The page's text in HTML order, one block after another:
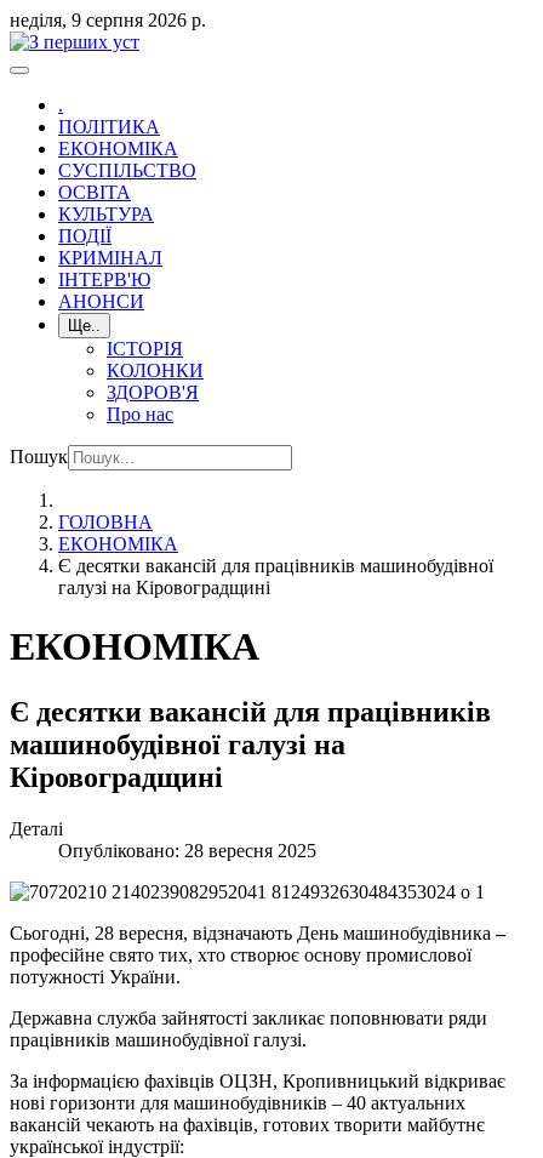
неділя, 9 серпня 2026 р.
.
ПОЛІТИКА
ЕКОНОМІКА
СУСПІЛЬСТВО
ОСВІТА
КУЛЬТУРА
ПОДІЇ
КРИМІНАЛ
ІНТЕРВ'Ю
АНОНСИ
Ще..
ІСТОРІЯ
КОЛОНКИ
ЗДОРОВ'Я
Про нас
Пошук
ГОЛОВНА
ЕКОНОМІКА
Є десятки вакансій для працівників машинобудівної
галузі на Кіровоградщині
ЕКОНОМІКА
Є десятки вакансій для працівників
машинобудівної галузі на
Кіровоградщині
Деталі
Опубліковано: 28 вересня 2025
Сьогодні, 28 вересня, відзначають День машинобудівника –
професійне свято тих, хто створює основу промислової
потужності України.
Державна служба зайнятості закликає поповнювати ряди
працівників машинобудівної галузі.
За інформацією фахівців ОЦЗН, Кропивницький відкриває
нові горизонти для машинобудівників – 40 актуальних
вакансій чекають на фахівців, готових творити майбутнє
української індустрії: